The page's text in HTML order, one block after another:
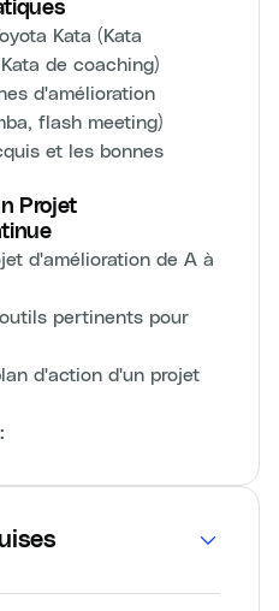
Kata (Kata
de coaching)
d'amélioration
flash meeting)
et les bonnes
Projet
d'amélioration de A à
pertinents pour
d'action d'un projet